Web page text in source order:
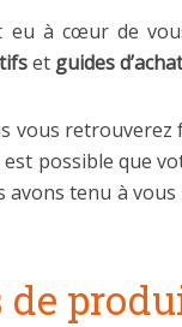
eu à cœur de
et guides d’achat
vous retrouverez
possible que
avons tenu à
de